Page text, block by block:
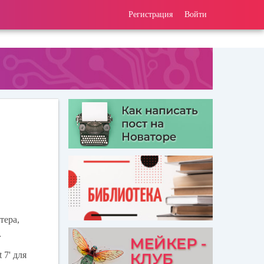
Регистрация Войти
7' для